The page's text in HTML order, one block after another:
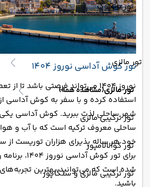
تور بانکوک
تور پاتایا
تور مالزی
تور مالزی(مشاهده همه)
تور ترکیبی مالزی
تور کوالالامپور
تور ترکیبی مالزی و سنگاپور
تور کوش آداسی نوروز 1404
نوروز 1404 می‌تواند فرصتی باشد تا
استفاده کرده و با سفر به کوش آداسی
شهر ساحلی لذت ببرید. کوش آداسی
ساحلی معروف ترکیه است که با آب و
خود هر ساله پذیرای هزاران توریست از
برای تور کوش
شده است که می‌توانید بهترین
باشید.